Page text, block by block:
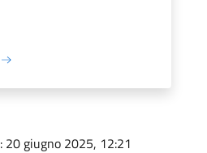
: 20 giugno 2025, 12:21